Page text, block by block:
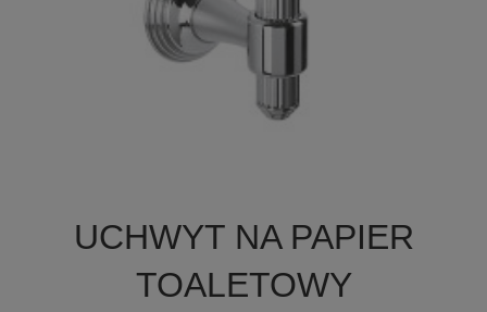
UCHWYT NA PAPIER
TOALETOWY